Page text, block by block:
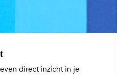
direct inzicht in je